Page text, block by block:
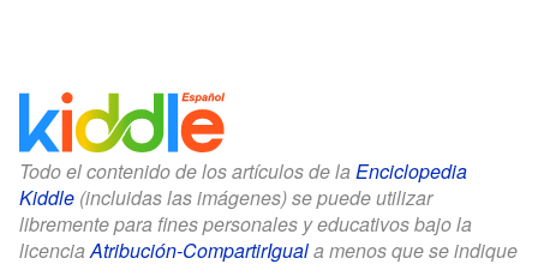
Todo el contenido de los artículos de la Enciclopedia
Kiddle (incluidas las imágenes) se puede utilizar
libremente para fines personales y educativos bajo la
licenciaAtribución-CompartirIguala menos que se indique